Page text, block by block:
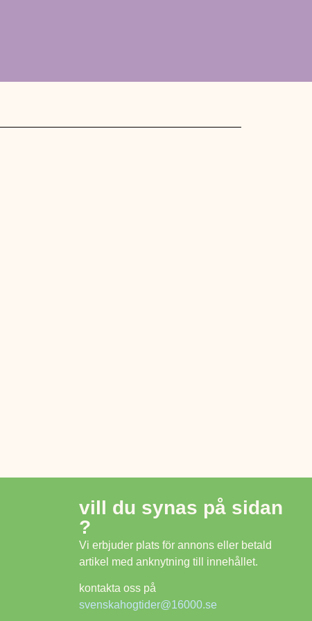
vill du synas på sidan
?
Vi erbjuder plats för annons eller betald
artikel med anknytning till innehållet.
kontakta oss på
svenskahogtider@16000.se